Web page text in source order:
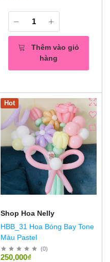
Thêm vào giỏ
hàng
Hot
Shop Hoa Nelly
HBB_31 Hoa Bóng Bay Tone
Màu Pastel
(0)
250,000₫